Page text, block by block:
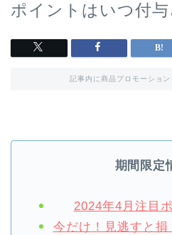
ポイントはいつ付与
記事内に商品プロモーショ
期間限定
2024年4月注目
今だけ！見逃すと